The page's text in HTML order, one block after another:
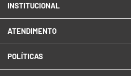
INSTITUCIONAL
ATENDIMENTO
POLÍTICAS